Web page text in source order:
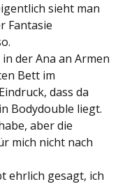
sieht man
Fantasie
der Ana an Armen
Bett im
dass da
Bodydouble liegt.
aber die
mich nicht nach
ehrlich gesagt, ich